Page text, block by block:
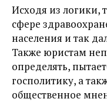
Исходя из логики,
сфере
населения и так
Также юристам
определять,
госполитику, а
общественное